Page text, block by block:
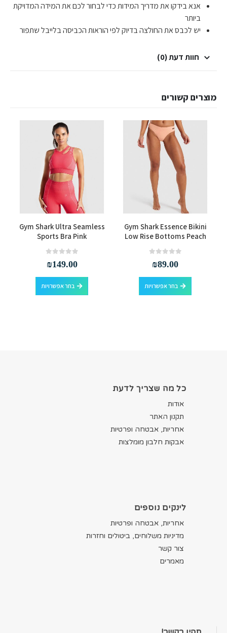
אנא בידקו את מדריך המידות כדי לבחור לכם את המידה המדויקת
ביותר
יש לכבס את החולצה בדיוק לפי הוראות הכביסה בלייבל שתפור
חוות דעת (0)
מוצרים קשורים
למוצר זה יש מספר סוגים. ניתן לבחור את האפשרויות בעמוד המוצר
Gym Shark Essence Bikini
Low Rise Bottoms Peach
₪89.00
בחר אפשרויות
למוצר זה יש מספר סוגים. ניתן לבחור את האפשרויות בעמוד המוצר
למוצר זה יש מספר סוגים. ניתן לבחור את האפשרויות בעמוד המוצר
Gym Shark Ultra Seamless
Sports Bra Pink
₪149.00
בחר אפשרויות
למוצר זה יש מספר סוגים. ניתן לבחור את האפשרויות בעמוד המוצר
כל מה שצריך לדעת
אודות
תקנון האתר
אחריות, אבטחה ופרטיות
אבקות חלבון מומלצות
לינקים נוספים
אחריות, אבטחה ופרטיות
מדיניות משלוחים, ביטולים וחזרות
צור קשר
מאמרים